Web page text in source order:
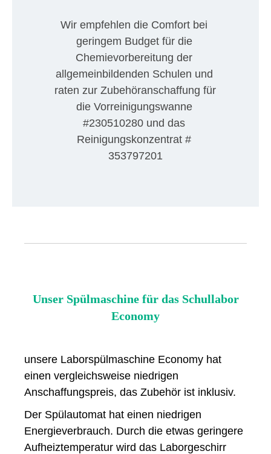
Wir empfehlen die Comfort bei
geringem Budget für die
Chemievorbereitung der
allgemeinbildenden Schulen und
raten zur Zubehöranschaffung für
die Vorreinigungswanne
#230510280 und das
Reinigungskonzentrat #
353797201
Unser Spülmaschine für das Schullabor
Economy
unsere Laborspülmaschine Economy hat
einen vergleichsweise niedrigen
Anschaffungspreis, das Zubehör ist inklusiv.
Der Spülautomat hat einen niedrigen
Energieverbrauch. Durch die etwas geringere
Aufheiztemperatur wird das Laborgeschirr